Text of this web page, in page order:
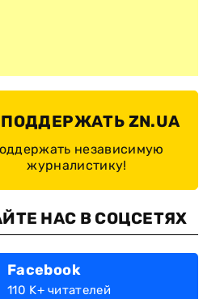
ПОДДЕРЖАТЬ ZN.UA
независимую
журналистику!
НАС В СОЦСЕТЯХ
Facebook
110 K+ читателей